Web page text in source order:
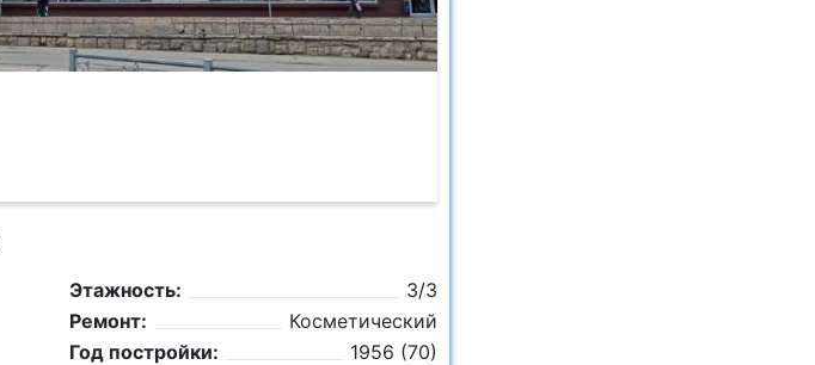
Этажность:
3/3
Ремонт:
Косметический
Год постройки:
1956 (70)